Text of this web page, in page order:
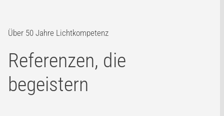
Über 50 Jahre Lichtkompetenz
Referenzen, die
begeistern